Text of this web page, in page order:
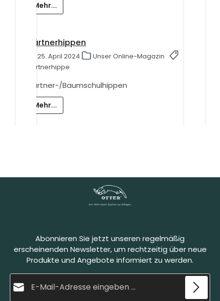
Mehr...
Gärtnerhippen
25. April 2024
Unser Online-Magazin
Gärtnerhippe
Gärtner-/Baumschulhippen
Mehr...
Abonnieren Sie jetzt unseren regelmäßig
erscheinenden Newsletter, um rechtzeitig über neue
Produkte und Angebote informiert zu werden.